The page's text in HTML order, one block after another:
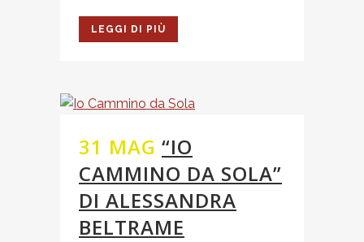
LEGGI DI PIÙ
31 MAG “IO
CAMMINO DA SOLA”
DI ALESSANDRA
BELTRAME